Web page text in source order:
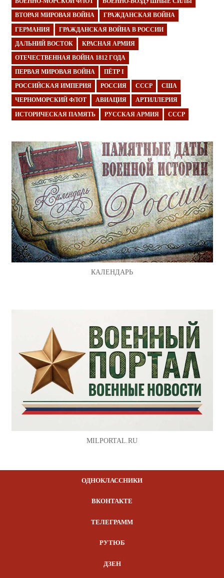
ВТОРАЯ МИРОВАЯ ВОЙНА ГРАЖДАНСКАЯ ВОЙНА
ГЕРМАНИЯ ГРАЖДАНСКАЯ ВОЙНА В РОССИИ
ДАЛЬНИЙ ВОСТОК КРАСНАЯ АРМИЯ
ОТЕЧЕСТВЕННАЯ ВОЙНА 1812 ГОДА
ПЕРВАЯ МИРОВАЯ ВОЙНА ПЁТР I
РОССИЙСКАЯ ИМПЕРИЯ РОССИЯ СССР США
ЧЕРНОМОРСКИЙ ФЛОТ АВИАЦИЯ АРТИЛЛЕРИЯ
ИСТОРИЧЕСКАЯ ПАМЯТЬ РУССКАЯ АРМИЯ СССР
КАЛЕНДАРЬ
MILPORTAL.RU
ОДНОКЛАССНИКИ
ВКОНТАКТЕ
ТЕЛЕГРАММ
РУТЮБ
ДЗЕН